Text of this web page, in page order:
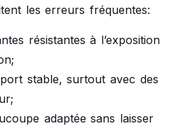
les erreurs fréquentes:
résistantes à l’exposition
stable, surtout avec des
adaptée sans laisser